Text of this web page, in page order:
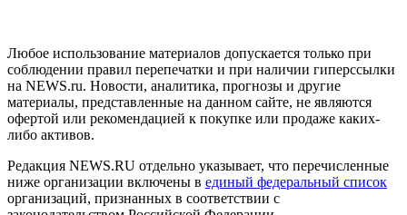
Любое использование материалов допускается только при
соблюдении правил перепечатки и при наличии гиперссылки
на NEWS.ru. Новости, аналитика, прогнозы и другие
материалы, представленные на данном сайте, не являются
офертой или рекомендацией к покупке или продаже каких-
либо активов.
Редакция NEWS.RU отдельно указывает, что перечисленные
ниже организации включены в единый федеральный список
организаций, признанных в соответствии с